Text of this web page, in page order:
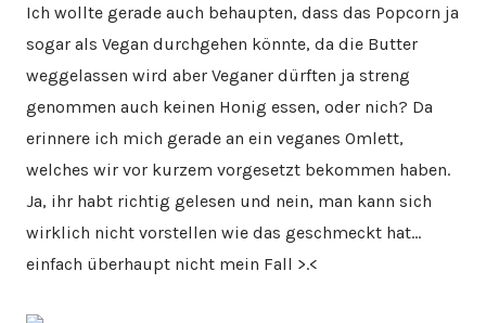
Ich wollte gerade auch behaupten, dass das Popcorn ja
sogar als Vegan durchgehen könnte, da die Butter
weggelassen wird aber Veganer dürften ja streng
genommen auch keinen Honig essen, oder nich? Da
erinnere ich mich gerade an ein veganes Omlett,
welches wir vor kurzem vorgesetzt bekommen haben.
Ja, ihr habt richtig gelesen und nein, man kann sich
wirklich nicht vorstellen wie das geschmeckt hat…
einfach überhaupt nicht mein Fall >.<